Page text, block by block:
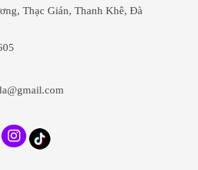
Thạc Gián, Thanh Khê, Đà